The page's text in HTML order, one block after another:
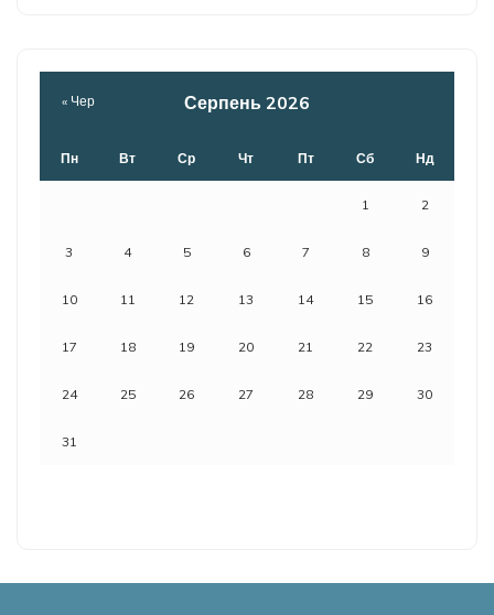
Серпень 2026
Пн Вт Ср Чт Пт Сб Нд
1 2
3 4 5 6 7 8 9
10 11 12 13 14 15 16
17 18 19 20 21 22 23
24 25 26 27 28 29 30
31
« Чер